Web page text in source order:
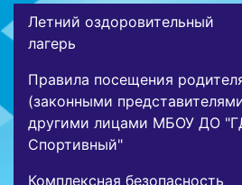
Летний оздоровительный
лагерь
Правила посещения
(законными
другими лицами МБОУ ДО
Спортивный"
Комплексная безопасность